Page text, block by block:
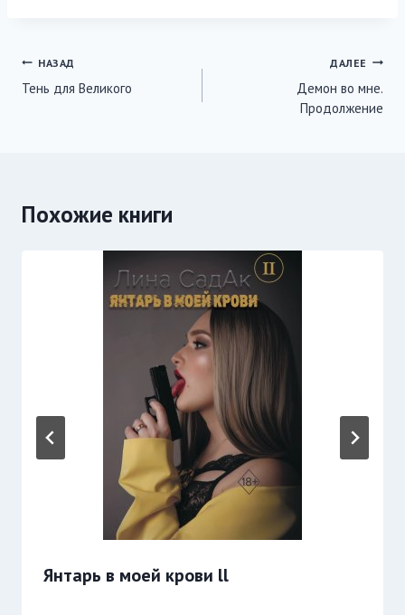
Навигация
по
НАЗАД
Тень для Великого
ДАЛЕЕ
Демон во мне.
Продолжение
Похожие книги
Янтарь в моей крови ll